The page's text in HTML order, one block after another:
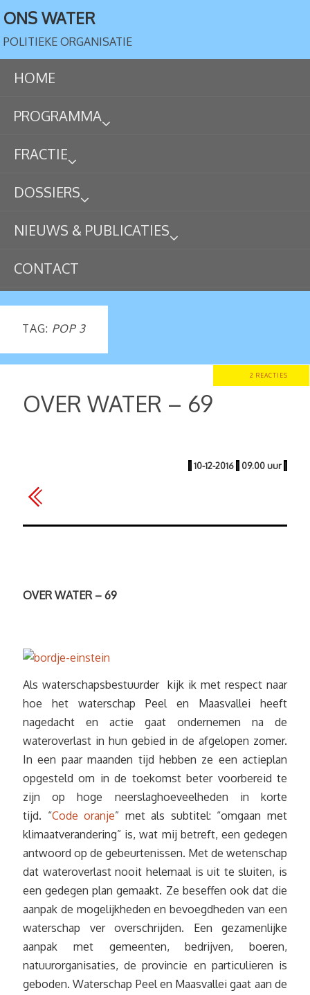
ONS WATER
POLITIEKE ORGANISATIE
HOME
PROGRAMMA
FRACTIE
DOSSIERS
NIEUWS & PUBLICATIES
CONTACT
TAG: POP 3
2 REACTIES
OVER WATER – 69
| 10-12-2016 | 09.00 uur |
OVER WATER – 69
Als waterschapsbestuurder kijk ik met respect naar
hoe het waterschap Peel en Maasvallei heeft
nagedacht en actie gaat ondernemen na de
wateroverlast in hun gebied in de afgelopen zomer.
In een paar maanden tijd hebben ze een actieplan
opgesteld om in de toekomst beter voorbereid te
zijn op hoge neerslaghoeveelheden in korte
tijd. “Code oranje” met als subtitel: “omgaan met
klimaatverandering” is, wat mij betreft, een gedegen
antwoord op de gebeurtenissen. Met de wetenschap
dat wateroverlast nooit helemaal is uit te sluiten, is
een gedegen plan gemaakt. Ze beseffen ook dat die
aanpak de mogelijkheden en bevoegdheden van een
waterschap ver overschrijden. Een gezamenlijke
aanpak met gemeenten, bedrijven, boeren,
natuurorganisaties, de provincie en particulieren is
geboden. Waterschap Peel en Maasvallei gaat aan de